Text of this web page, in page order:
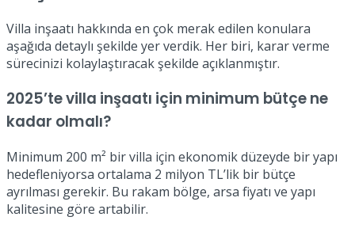
Villa inşaatı hakkında en çok merak edilen konulara
aşağıda detaylı şekilde yer verdik. Her biri, karar verme
sürecinizi kolaylaştıracak şekilde açıklanmıştır.
2025’te villa inşaatı için minimum bütçe ne
kadar olmalı?
Minimum 200 m² bir villa için ekonomik düzeyde bir yapı
hedefleniyorsa ortalama 2 milyon TL’lik bir bütçe
ayrılması gerekir. Bu rakam bölge, arsa fiyatı ve yapı
kalitesine göre artabilir.